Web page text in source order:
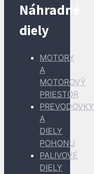
Náhradné
diely
MOTORY
A
MOTOROVÝ
PRIESTOR
PREVODOVKY
A
DIELY
POHONU
PALIVOVÉ
DIELY